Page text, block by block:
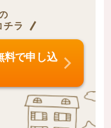
ラ
料で申し込